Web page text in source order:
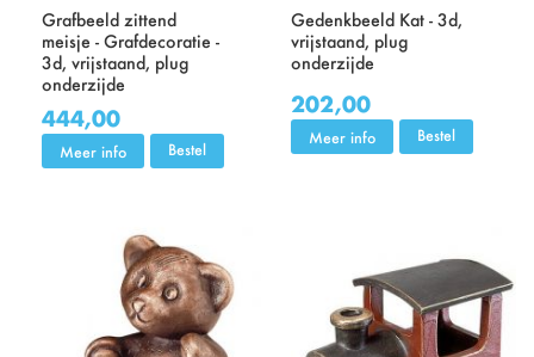
Grafbeeld zittend
meisje - Grafdecoratie -
3d, vrijstaand, plug
onderzijde
444,00
Meer info Bestel
Gedenkbeeld Kat - 3d,
vrijstaand, plug
onderzijde
202,00
Meer info Bestel